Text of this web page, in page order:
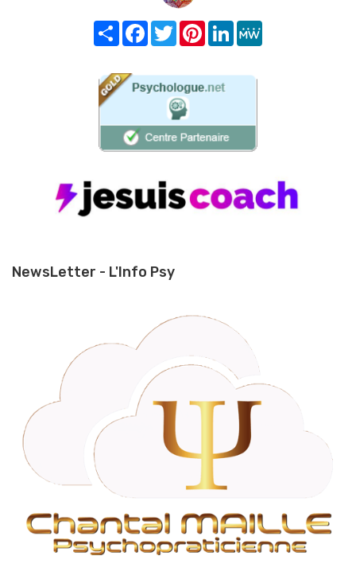
Share FacebookTwitterPinterest
LinkedIn
NewsLetter - L'Info Psy